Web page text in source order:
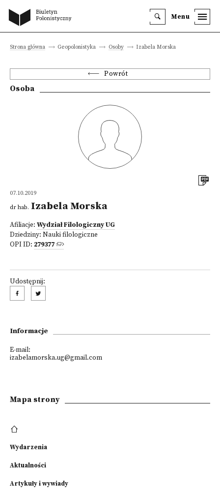
Menu
Strona główna Geopolonistyka Osoby Izabela Morska
Powrót
Osoba
07.10.2019
dr hab. Izabela Morska
Afiliacje: Wydział Filologiczny UG
Dziedziny: Nauki filologiczne
OPI ID: 279377
Udostępnij:
Informacje
E-mail:
izabelamorska.ug@gmail.com
Mapa strony
Wydarzenia
Aktualności
Artykuły i wywiady